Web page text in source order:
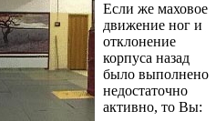
Если же маховое
движение ног и
отклонение
корпуса назад
было выполнено
недостаточно
активно, то Вы: